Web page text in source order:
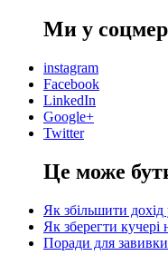
Ми у
instagram
Facebook
LinkedIn
Google+
Twitter
Це може
Як збільшити дохід
Як зберегти кучері
Поради для